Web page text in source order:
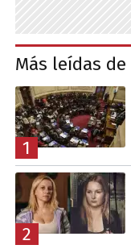
Más leídas
1
2